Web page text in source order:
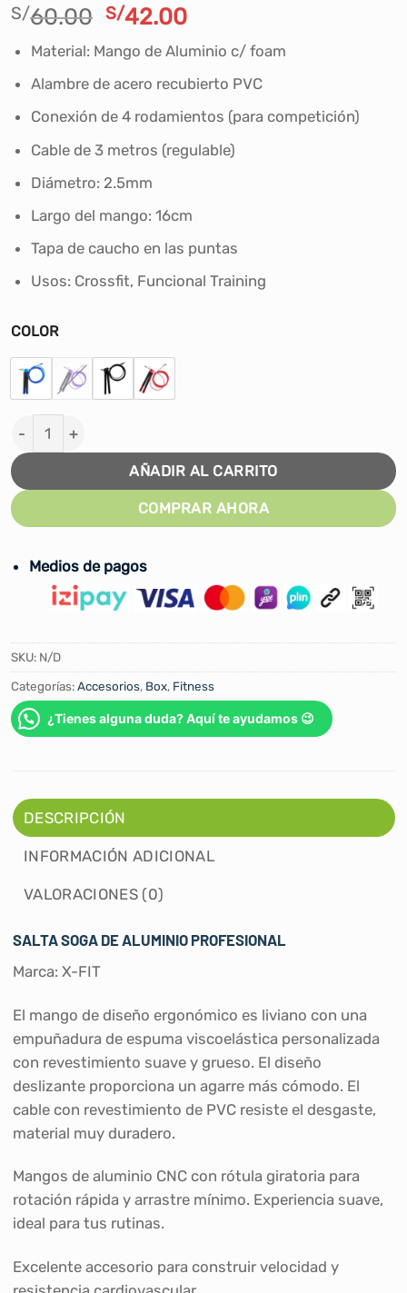
S/60.00 El
original
era:
S/60.00.
S/42.00El
precio
actual
es:
S/42.00.
Material: Mango de Aluminio c/ foam
Alambre de acero recubierto PVC
Conexión de 4 rodamientos (para competición)
Cable de 3 metros (regulable)
Diámetro: 2.5mm
Largo del mango: 16cm
Tapa de caucho en las puntas
Usos: Crossfit, Funcional Training
COLOR
SOGA PARA SALTAR X-FIT CON MANGO ALUMINIO
AÑADIR AL CARRITO
COMPRAR AHORA
Medios de pagos
SKU: N/D
Categorías:Accesorios, Box, Fitness
¿Tienes alguna duda? Aquí te ayudamos 😉
DESCRIPCIÓN
INFORMACIÓN ADICIONAL
VALORACIONES (0)
SALTA SOGA DE ALUMINIO PROFESIONAL
Marca: X-FIT
El mango de diseño ergonómico es liviano con una
empuñadura de espuma viscoelástica personalizada
con revestimiento suave y grueso. El diseño
deslizante proporciona un agarre más cómodo. El
cable con revestimiento de PVC resiste el desgaste,
material muy duradero.
Mangos de aluminio CNC con rótula giratoria para
rotación rápida y arrastre mínimo. Experiencia suave,
ideal para tus rutinas.
Excelente accesorio para construir velocidad y